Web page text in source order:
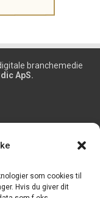
som cookies til
Hvis du giver dit
branchemedie
ApS.